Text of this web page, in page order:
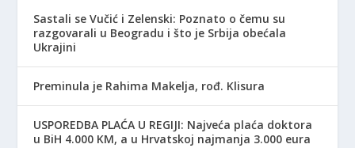
Sastali se Vučić i Zelenski: Poznato o čemu su
razgovarali u Beogradu i što je Srbija obećala
Ukrajini
Preminula je Rahima Makelja, rođ. Klisura
USPOREDBA PLAĆA U REGIJI: Najveća plaća doktora
u BiH 4.000 KM, a u Hrvatskoj najmanja 3.000 eura